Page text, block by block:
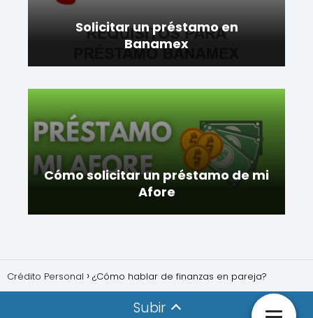
Solicitar un préstamo en
Banamex
Cómo solicitar un préstamo de mi
Afore
Crédito Personal ¿Cómo hablar de finanzas en pareja?
Subir